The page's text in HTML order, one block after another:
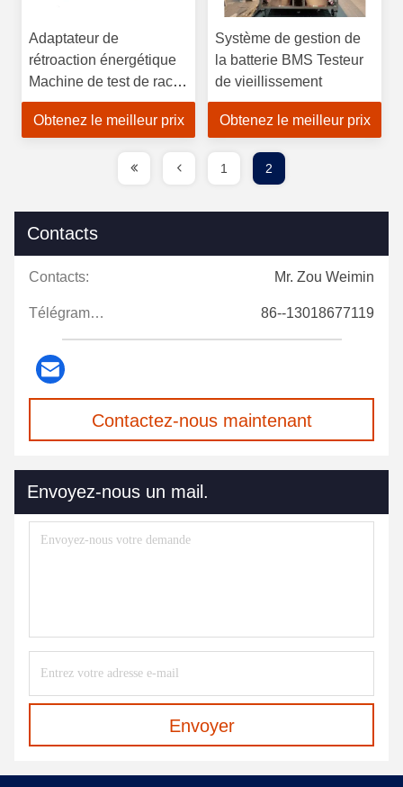
Adaptateur de
rétroaction énergétique
Machine de test de rack
de vieillissement FCP
SCP PD3.0+USBpps
Obtenez le meilleur prix
Système de gestion de
la batterie BMS Testeur
de vieillissement
Obtenez le meilleur prix
1 2
Contacts
Contacts: Mr. Zou Weimin
Télégramme: 86--13018677119
Contactez-nous maintenant
Envoyez-nous un mail.
Envoyer